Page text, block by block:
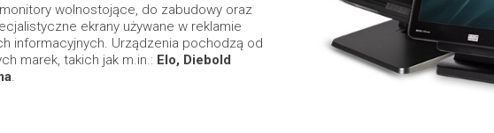
wolnostojące, do zabudowy oraz
ekrany używane w reklamie
informacyjnych. Urządzenia pochodzą od
marek, takich jak m.in.: Elo, Diebold
.